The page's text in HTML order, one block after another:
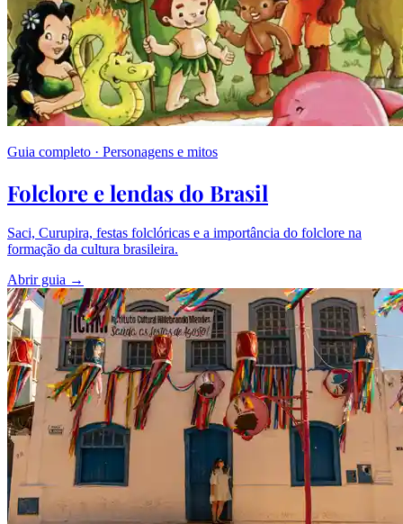
Guia completo · Personagens e mitos
Folclore e lendas do Brasil
Saci, Curupira, festas folclóricas e a importância do folclore na
formação da cultura brasileira.
Abrir guia →